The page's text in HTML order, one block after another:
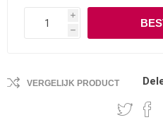
VERGELIJK PRODUCT
i
h